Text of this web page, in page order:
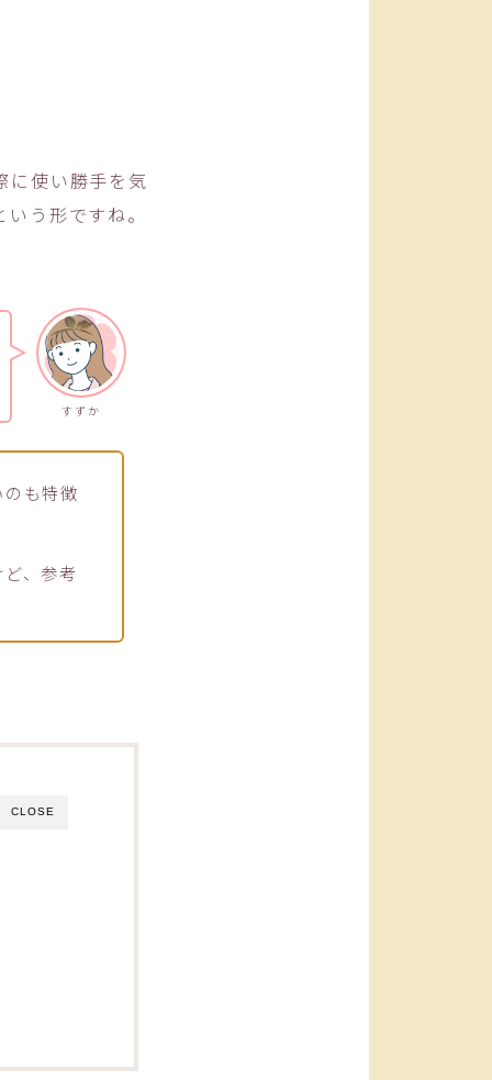
に使い勝手を気
う形ですね。
すずか
も特徴
、参考
CLOSE